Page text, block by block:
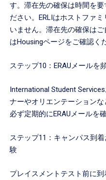
す。滞在先の確保は時間を
ださい。ERLIはホストファ
いません。滞在先の確保は
はHousingページをご確認く
ステップ10：ERAUメールを
International Student
ナーやオリエンテーションな
必ず定期的にERAUメールを
ステップ11：キャンパス到
験
プレイスメントテスト前に